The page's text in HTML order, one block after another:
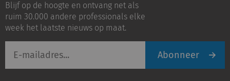
LinkedInYoutube
Blijf op de hoogte en ontvang net als
ruim 30.000 andere professionals elke
week het laatste nieuws op maat.
mailadres
Abonneer